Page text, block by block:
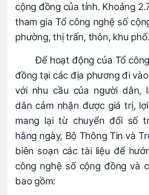
cộng đồng của tỉnh. Khoảng
tham gia Tổ công nghệ số
phường, thị trấn, thôn, khu phố.
Để hoạt động của Tổ
đồng tại các địa phương đi
với nhu cầu của người dân,
dân cảm nhận được giá trị,
mang lại từ chuyển đổi số
hằng ngày, Bộ Thông Tin và
biên soạn các tài liệu để
công nghệ số cộng đồng và
bao gồm: